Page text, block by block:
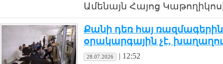
Ամենայն Հայոց
Քանի դեռ հայ
օրակարգային չէ,
28.07.2026 | 12:52